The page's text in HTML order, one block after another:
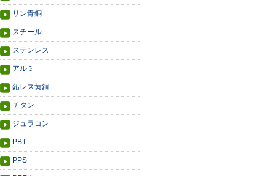
リン青銅
スチール
ステンレス
アルミ
鉛レス黄銅
チタン
ジュラコン
PBT
PPS